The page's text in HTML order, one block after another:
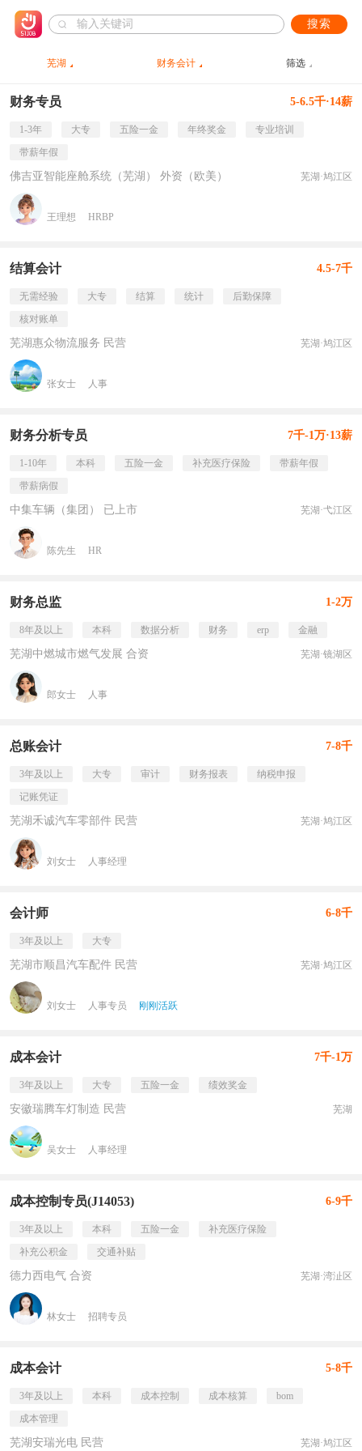
搜索
芜湖 财务会计 筛选
财务专员 5-6.5千·14薪
1-3年 大专 五险一金 年终奖金
专业培训
带薪年假
佛吉亚智能座舱系统（芜湖） 外资（欧美） 芜湖·鸠江区
王理想 HRBP
结算会计 4.5-7千
无需经验 大专 结算 统计
后勤保障
核对账单
芜湖惠众物流服务 民营 芜湖·鸠江区
张女士 人事
财务分析专员 7千-1万·13薪
1-10年 本科 五险一金 补充医疗保险
带薪年假
带薪病假
中集车辆（集团） 已上市 芜湖·弋江区
陈先生 HR
财务总监 1-2万
8年及以上 本科 数据分析 财务 erp 金融
芜湖中燃城市燃气发展 合资 芜湖·镜湖区
郎女士 人事
总账会计 7-8千
3年及以上 大专 审计 财务报表
纳税申报
记账凭证
芜湖禾诚汽车零部件 民营 芜湖·鸠江区
刘女士 人事经理
会计师 6-8千
3年及以上 大专
芜湖市顺昌汽车配件 民营 芜湖·鸠江区
刘女士 人事专员 刚刚活跃
成本会计 7千-1万
3年及以上 大专 五险一金 绩效奖金
安徽瑞腾车灯制造 民营 芜湖
吴女士 人事经理
成本控制专员(J14053) 6-9千
3年及以上 本科 五险一金
补充医疗保险
补充公积金
交通补贴
德力西电气 合资 芜湖·湾沚区
林女士 招聘专员
成本会计 5-8千
3年及以上 本科 成本控制 成本核算
bom
成本管理
芜湖安瑞光电 民营 芜湖·鸠江区